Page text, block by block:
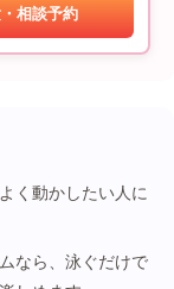
相談予約
く動かしたい人に
なら、泳ぐだけで